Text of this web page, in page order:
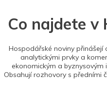
Co najdete v
Hospodářské noviny
analytickými prvky a
ekonomickým a
Obsahují rozhovory s předními